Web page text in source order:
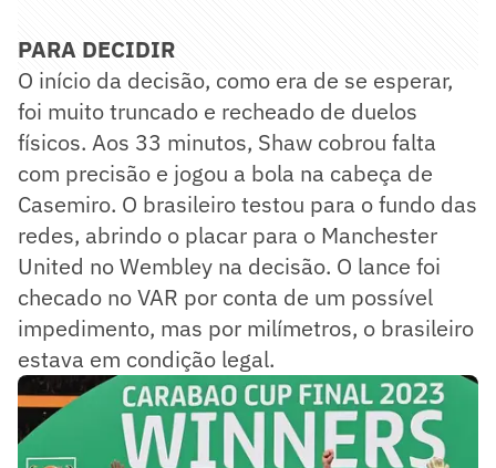
PARA DECIDIR
O início da decisão, como era de se esperar,
foi muito truncado e recheado de duelos
físicos. Aos 33 minutos, Shaw cobrou falta
com precisão e jogou a bola na cabeça de
Casemiro. O brasileiro testou para o fundo das
redes, abrindo o placar para o Manchester
United no Wembley na decisão. O lance foi
checado no VAR por conta de um possível
impedimento, mas por milímetros, o brasileiro
estava em condição legal.